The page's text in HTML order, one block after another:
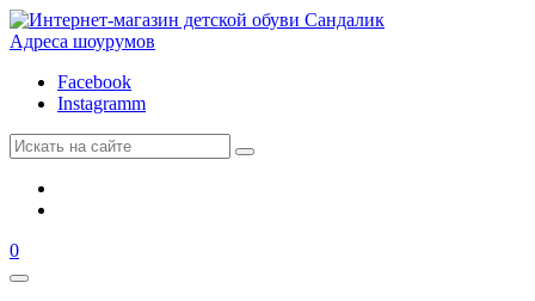
Адреса шоурумов
Facebook
Instagramm
0